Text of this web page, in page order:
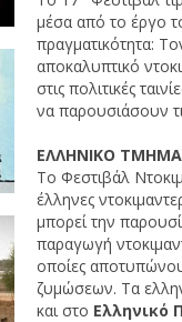
μέσα από το έργο
πραγματικότητα:
αποκαλυπτικό
στις πολιτικές
να παρουσιάσουν
ΕΛΛΗΝΙΚΟ ΤΜΗΜΑ
Το Φεστιβάλ
έλληνες
μπορεί την
παραγωγή
οποίες
ζυμώσεων. Τα
και στο Ελληνικό